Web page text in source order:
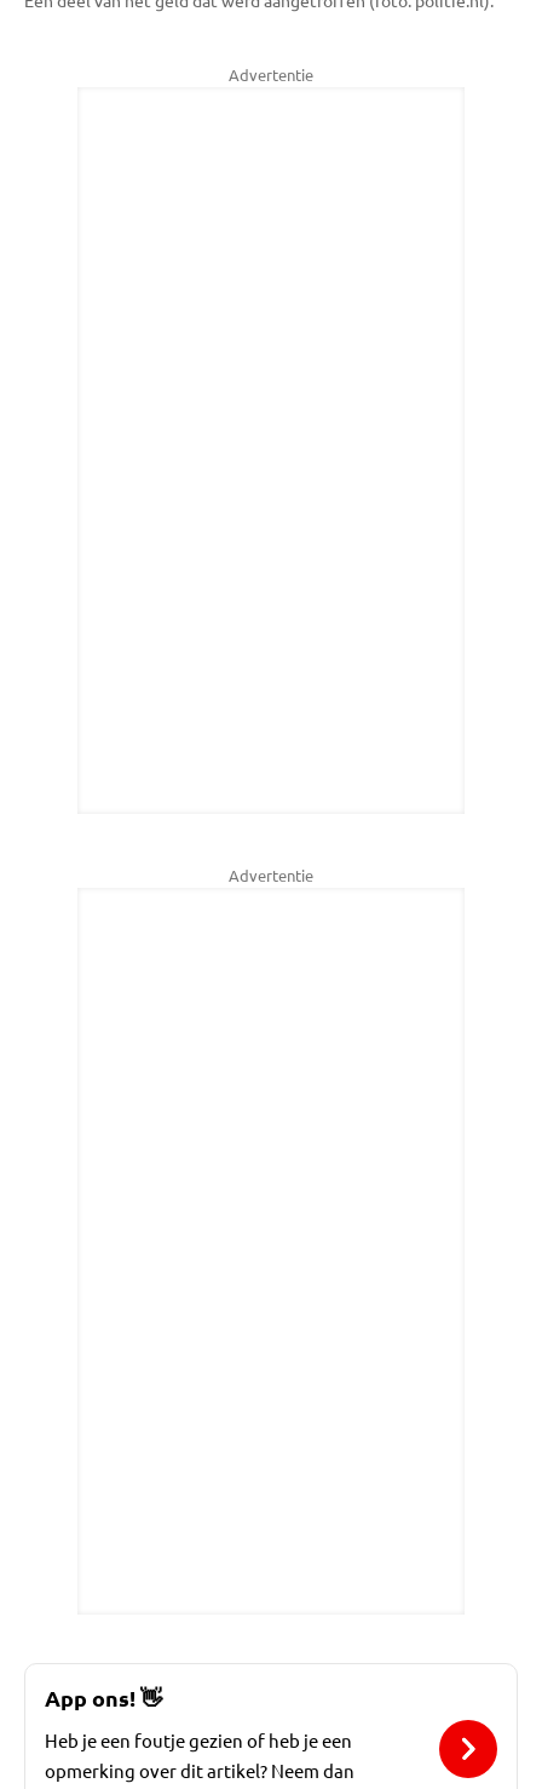
Advertentie
Advertentie
App ons! 👋
Heb je een foutje gezien of heb je een
opmerking over dit artikel? Neem dan